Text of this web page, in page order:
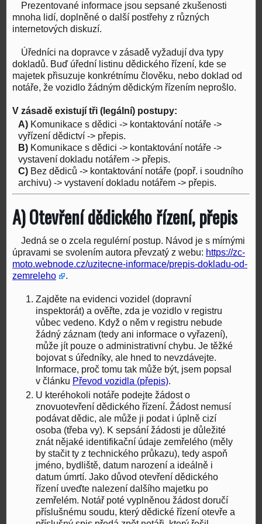
Prezentované informace jsou sepsané zkušenosti
mnoha lidí, doplněné o další postřehy z různých
internetových diskuzí.
Úředníci na dopravce v zásadě vyžadují dva typy
dokladů. Buď úřední listinu dědického řízení, kde se
majetek přisuzuje konkrétnímu člověku, nebo doklad od
notáře, že vozidlo žádným dědickým řízením neprošlo.
V zásadě existují tři (legální) postupy:
A) Komunikace s dědici -> kontaktování notáře ->
vyřízení dědictví -> přepis.
B) Komunikace s dědici -> kontaktování notáře ->
vystavení dokladu notářem -> přepis.
C) Bez dědiců -> kontaktování notáře (popř. i soudního
archivu) -> vystavení dokladu notářem -> přepis.
A) Otevření dědického řízení, přepis
Jedná se o zcela regulérní postup. Návod je s mírnými
úpravami se svolením autora převzatý z webu: https://zc-
moto.webnode.cz/uzitecne-informace/prepis-dokladu-od-
zemreleho
.
Zajděte na evidenci vozidel (dopravní
inspektorát) a ověřte, zda je vozidlo v registru
vůbec vedeno. Když o něm v registru nebude
žádný záznam (tedy ani informace o vyřazení),
může jít pouze o administrativní chybu. Je těžké
bojovat s úředníky, ale hned to nevzdávejte.
Informace, proč tomu tak může být, jsem popsal
v článku Převod vozidla (přepis).
U kteréhokoli notáře podejte žádost o
znovuotevření dědického řízení. Žádost nemusí
podávat dědic, ale může ji podat i úplně cizí
osoba (třeba vy). K sepsání žádosti je důležité
znát nějaké identifikační údaje zemřelého (měly
by stačit ty z technického průkazu), tedy aspoň
jméno, bydliště, datum narození a ideálně i
datum úmrtí. Jako důvod otevření dědického
řízení uveďte nalezení dalšího majetku po
zemřelém. Notář poté vyplněnou žádost doručí
příslušnému soudu, který dědické řízení otevře a